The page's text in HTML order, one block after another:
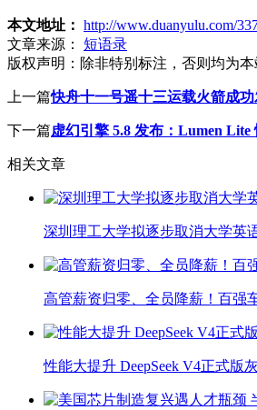
本文地址： http://www.duanyulu.com/
文章来源：
短语录
版权声明： 除非特别标注，否则均为
上一篇快舟十一号遥十三运载火箭成
下一篇虚幻引擎 5.8 发布：Lumen Lite
相关文章
深圳理工大学拟逐步取消大学英
高管薪资归零、全员降薪！百强
性能大提升 DeepSeek V4正式版